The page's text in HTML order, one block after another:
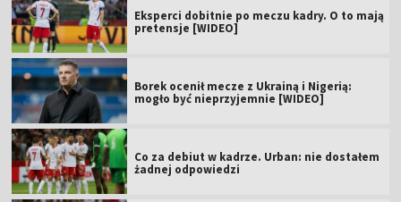
Eksperci dobitnie po meczu kadry. O to mają
pretensje [WIDEO]
Borek ocenił mecze z Ukrainą i Nigerią:
mogło być nieprzyjemnie [WIDEO]
Co za debiut w kadrze. Urban: nie dostałem
żadnej odpowiedzi